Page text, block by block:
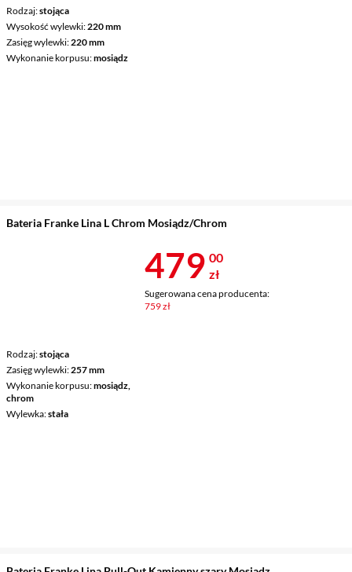
Rodzaj stojąca
Wysokość wylewki 220 mm
Zasięg wylewki 220 mm
Wykonanie korpusu mosiądz
Bateria Franke Lina L Chrom Mosiądz/Chrom
Rodzaj stojąca
Zasięg wylewki 257 mm
Wykonanie korpusu mosiądz,
chrom
Wylewka stała
Cena 479 zł
479 00
zł
Sugerowana cena producenta:
759 zł